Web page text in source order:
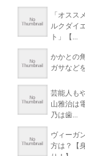
「オスス
ルクダイ
ト」【...
かかとの
ガサなど
芸能人も
山雅治は
乃は歯...
ヴィーガ
方は？【